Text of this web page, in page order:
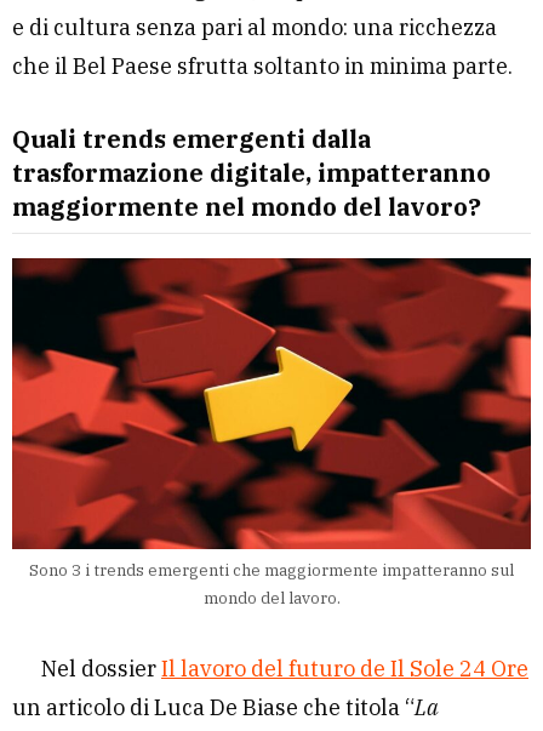
e di cultura senza pari al mondo: una ricchezza
che il Bel Paese sfrutta soltanto in minima parte.
Quali trends emergenti dalla
trasformazione digitale, impatteranno
maggiormente nel mondo del lavoro?
Sono 3 i trends emergenti che maggiormente impatteranno sul
mondo del lavoro.
Nel dossierIl lavoro del futuro de Il Sole 24 Ore
un articolo di Luca De Biase che titola “La